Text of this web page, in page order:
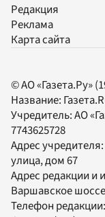
Редакция
Реклама
Карта сайта
© АО «Газета.Ру»
Название:
Учредитель:АО
7743625728
Адрес
улица, дом 67
Адрес редакции и
Варшавское
Телефон редакции: